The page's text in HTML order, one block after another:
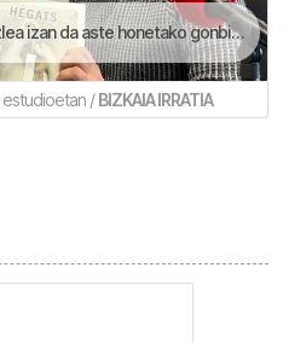
da aste honetako gonbidaua | Irakurrieran
estudioetan /BIZKAIA IRRATIA